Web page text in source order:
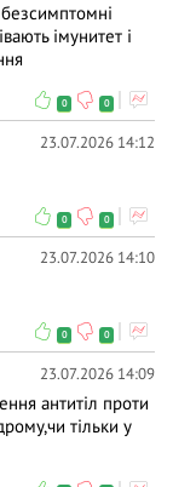
імунитет і
0 0
23.07.2026 14:12
0 0
23.07.2026 14:10
0 0
23.07.2026 14:09
антитіл проти
тільки у